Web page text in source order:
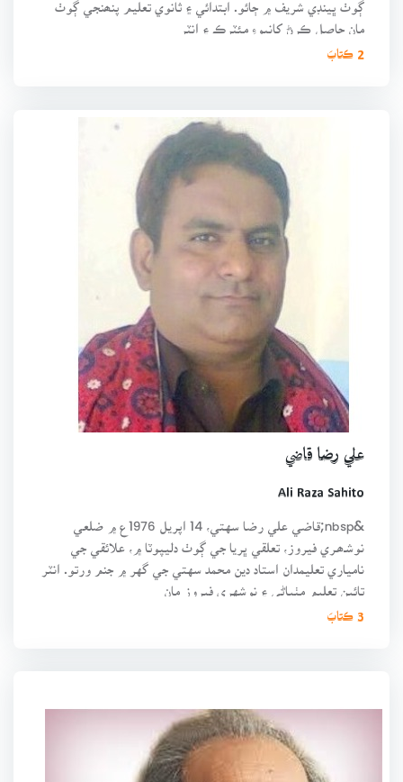
مان حاصل ڪرڻ کانپوءِ مئٽرڪ ۽ انٽر
2 ڪتابَ
علي رضا قاضي
Ali Raza Sahito
&nbsp;قاضي علي رضا سهتي، 14 اپريل 1976ع ۾ ضلعي
نوشـﮬـري فيروز، تعلقي ڀريا جي ڳوٺ دليپوٽا ۾، علائقي جي
نامياري تعليمدان استاد دين محمد سهتي جي گهر ۾ جنم ورتو. انٽر
تائين تعليم مٺياڻي ۽ نوشهري فيروز مان
3 ڪتابَ